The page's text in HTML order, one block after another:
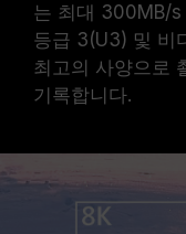
는 최대 300MB/
등급 3(U3) 및 비
최고의 사양으로
기록합니다.